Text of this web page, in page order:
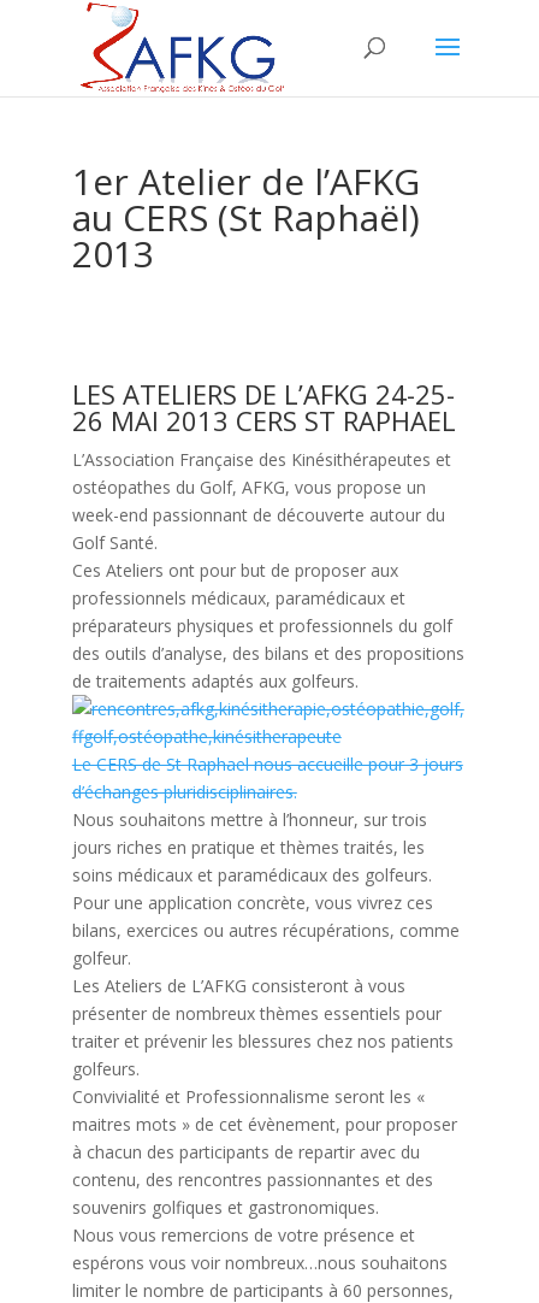
1er Atelier de l’AFKG
au CERS (St Raphaël)
2013
LES ATELIERS DE L’AFKG 24-25-
26 MAI 2013 CERS ST RAPHAEL
L’Association Française des Kinésithérapeutes et
ostéopathes du Golf, AFKG, vous propose un
week-end passionnant de découverte autour du
Golf Santé.
Ces Ateliers ont pour but de proposer aux
professionnels médicaux, paramédicaux et
préparateurs physiques et professionnels du golf
des outils d’analyse, des bilans et des propositions
de traitements adaptés aux golfeurs.
Le CERS de St Raphael nous accueille pour 3 jours
d’échanges pluridisciplinaires.
Nous souhaitons mettre à l’honneur, sur trois
jours riches en pratique et thèmes traités, les
soins médicaux et paramédicaux des golfeurs.
Pour une application concrète, vous vivrez ces
bilans, exercices ou autres récupérations, comme
golfeur.
Les Ateliers de L’AFKG consisteront à vous
présenter de nombreux thèmes essentiels pour
traiter et prévenir les blessures chez nos patients
golfeurs.
Convivialité et Professionnalisme seront les «
maitres mots » de cet évènement, pour proposer
à chacun des participants de repartir avec du
contenu, des rencontres passionnantes et des
souvenirs golfiques et gastronomiques.
Nous vous remercions de votre présence et
espérons vous voir nombreux…nous souhaitons
limiter le nombre de participants à 60 personnes,